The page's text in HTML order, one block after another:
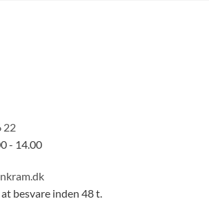
22
- 14.00
besvare inden 48 t.